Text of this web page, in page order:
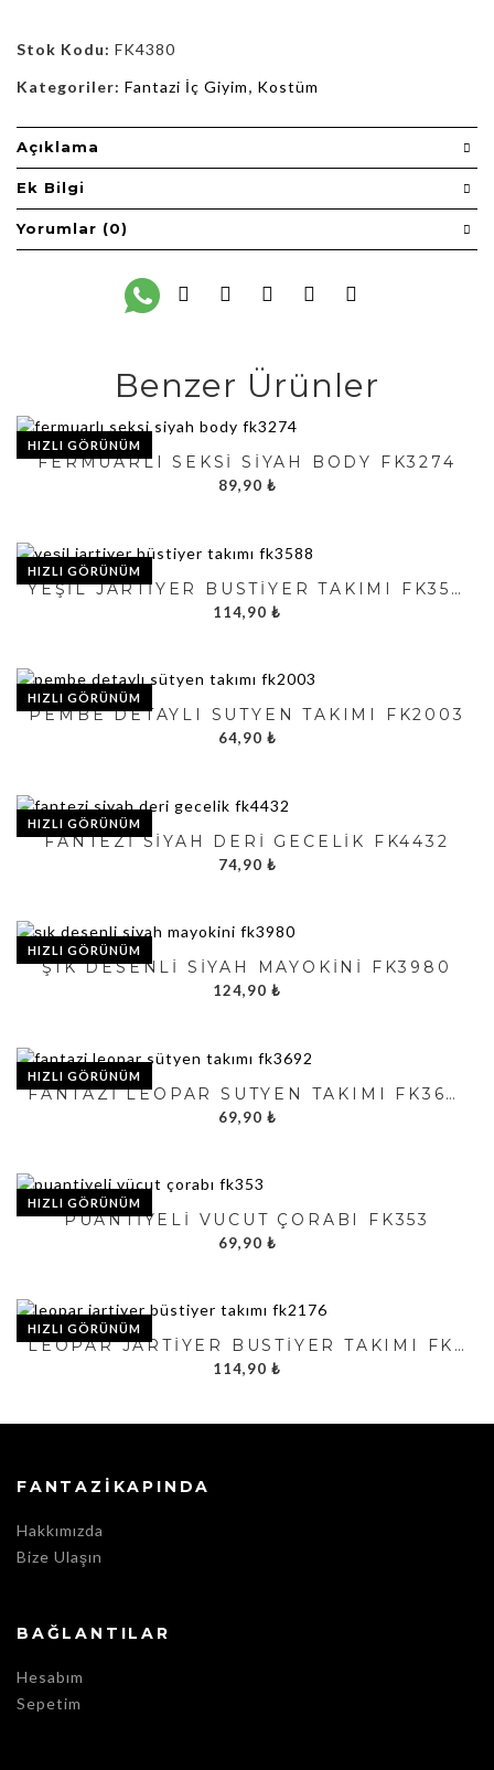
Stok Kodu: FK4380
Kategoriler: Fantazi İç Giyim, Kostüm
Açıklama
Ek Bilgi
Yorumlar (0)
Benzer Ürünler
HIZLI GÖRÜNÜM
FERMUARLI SEKSI SIYAH BODY FK3274
89,90 ₺
HIZLI GÖRÜNÜM
YEŞIL JARTIYER BÜSTIYER TAKIMI FK3588
114,90 ₺
HIZLI GÖRÜNÜM
PEMBE DETAYLI SÜTYEN TAKIMI FK2003
64,90 ₺
HIZLI GÖRÜNÜM
FANTEZI SIYAH DERI GECELIK FK4432
74,90 ₺
HIZLI GÖRÜNÜM
ŞIK DESENLI SIYAH MAYOKINI FK3980
124,90 ₺
HIZLI GÖRÜNÜM
FANTAZI LEOPAR SÜTYEN TAKIMI FK3692
69,90 ₺
HIZLI GÖRÜNÜM
PUANTIYELI VÜCUT ÇORABI FK353
69,90 ₺
HIZLI GÖRÜNÜM
LEOPAR JARTIYER BÜSTIYER TAKIMI FK2176
114,90 ₺
FANTAZIKAPINDA
Hakkımızda
Bize Ulaşın
BAĞLANTILAR
Hesabım
Sepetim